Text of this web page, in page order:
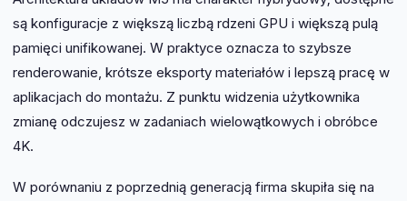
są konfiguracje z większą liczbą rdzeni GPU i większą pulą
pamięci unifikowanej. W praktyce oznacza to szybsze
renderowanie, krótsze eksporty materiałów i lepszą pracę w
aplikacjach do montażu. Z punktu widzenia użytkownika
zmianę odczujesz w zadaniach wielowątkowych i obróbce
4K.
W porównaniu z poprzednią generacją firma skupiła się na